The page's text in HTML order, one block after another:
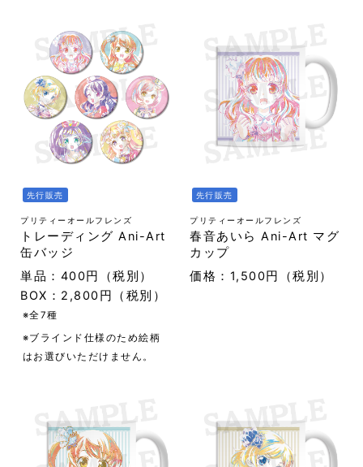
プリティーオールフレンズ
トレーディング Ani-Art
缶バッジ
先行販売
単品：400円（税別）
BOX：2,800円（税別）
※全7種
※ブラインド仕様のため絵柄
はお選びいただけません。
プリティーオールフレンズ
春音あいら Ani-Art マグ
カップ
先行販売
価格：1,500円（税別）